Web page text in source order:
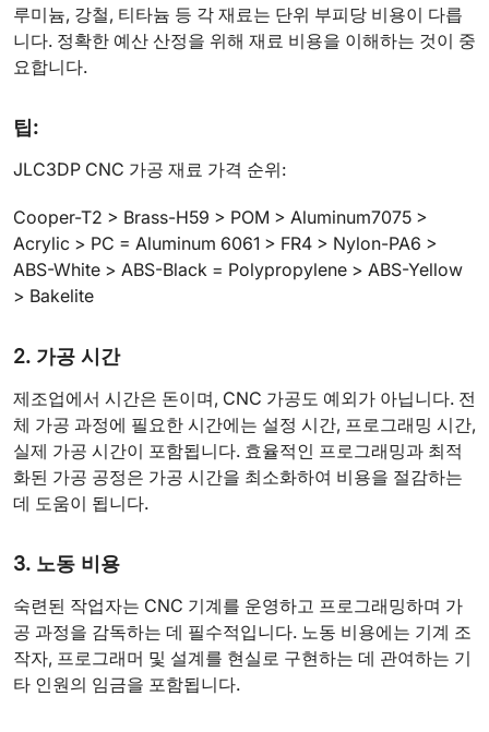
루미늄, 강철, 티타늄 등 각 재료는 단위 부피당 비용이 다릅
니다. 정확한 예산 산정을 위해 재료 비용을 이해하는 것이 중
요합니다.
팁:
JLC3DP CNC 가공 재료 가격 순위:
Cooper-T2 > Brass-H59 > POM > Aluminum7075 >
Acrylic > PC = Aluminum 6061 > FR4 > Nylon-PA6 >
ABS-White > ABS-Black = Polypropylene > ABS-Yellow
> Bakelite
2. 가공 시간
제조업에서 시간은 돈이며, CNC 가공도 예외가 아닙니다. 전
체 가공 과정에 필요한 시간에는 설정 시간, 프로그래밍 시간,
실제 가공 시간이 포함됩니다. 효율적인 프로그래밍과 최적
화된 가공 공정은 가공 시간을 최소화하여 비용을 절감하는
데 도움이 됩니다.
3. 노동 비용
숙련된 작업자는 CNC 기계를 운영하고 프로그래밍하며 가
공 과정을 감독하는 데 필수적입니다. 노동 비용에는 기계 조
작자, 프로그래머 및 설계를 현실로 구현하는 데 관여하는 기
타 인원의 임금을 포함됩니다.